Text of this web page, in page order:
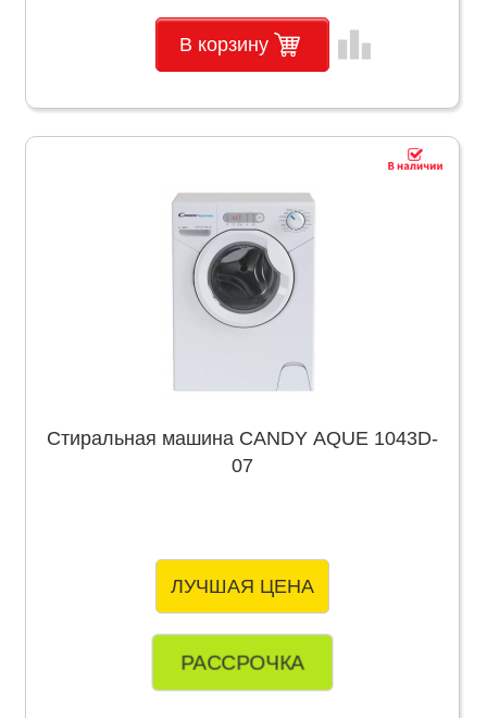
В корзину leaderboard
Стиральная машина CANDY AQUE 1043D-
07
ЛУЧШАЯ ЦЕНА
РАССРОЧКА